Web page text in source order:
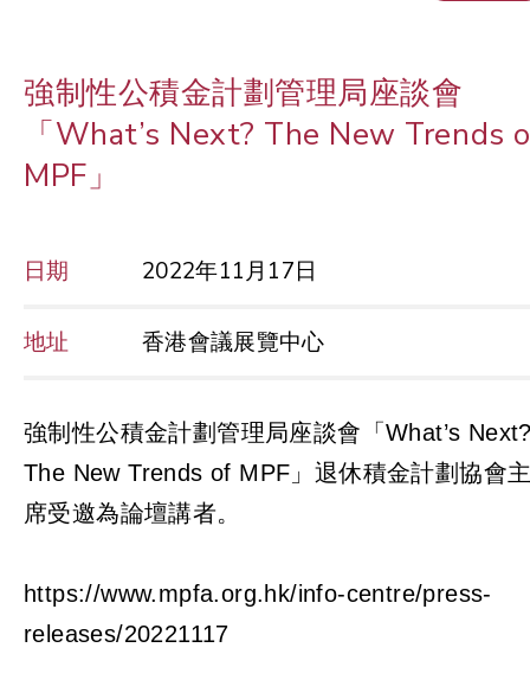
強制性公積金計劃管理局座談會
「What’s Next? The New Trends
MPF」
日期 2022年11月17日
地址 香港會議展覽中心
強制性公積金計劃管理局座談會「What’s
The New Trends of MPF」退休積金計劃協會
席受邀為論壇講者。
https://www.mpfa.org.hk/info-centre/press-
releases/20221117